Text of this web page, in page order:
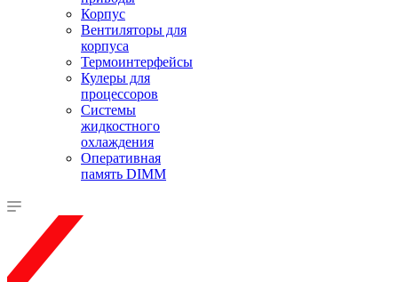
Корпус
Вентиляторы для
корпуса
Термоинтерфейсы
Кулеры для
процессоров
Системы
жидкостного
охлаждения
Оперативная
память DIMM